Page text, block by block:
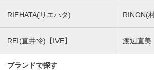
RIEHATA(リエハタ) RINON(
REI(直井怜)【IVE】 渡辺直美
ブランドで探す